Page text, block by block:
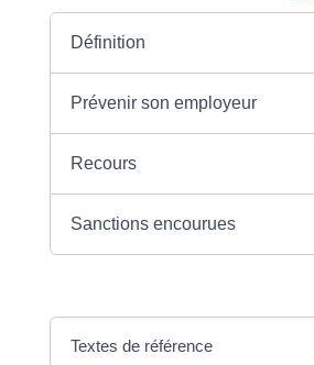
Définition
Prévenir son employeur
Recours
Sanctions encourues
Textes de référence